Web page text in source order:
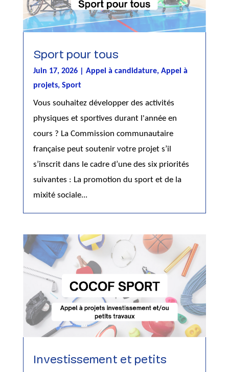
Sport pour tous
Juin 17, 2026| Appel à candidature, Appel à
projets, Sport
Vous souhaitez développer des activités
physiques et sportives durant l'année en
cours ? La Commission communautaire
française peut soutenir votre projet s’il
s’inscrit dans le cadre d’une des six priorités
suivantes : La promotion du sport et de la
mixité sociale...
Investissement et petits